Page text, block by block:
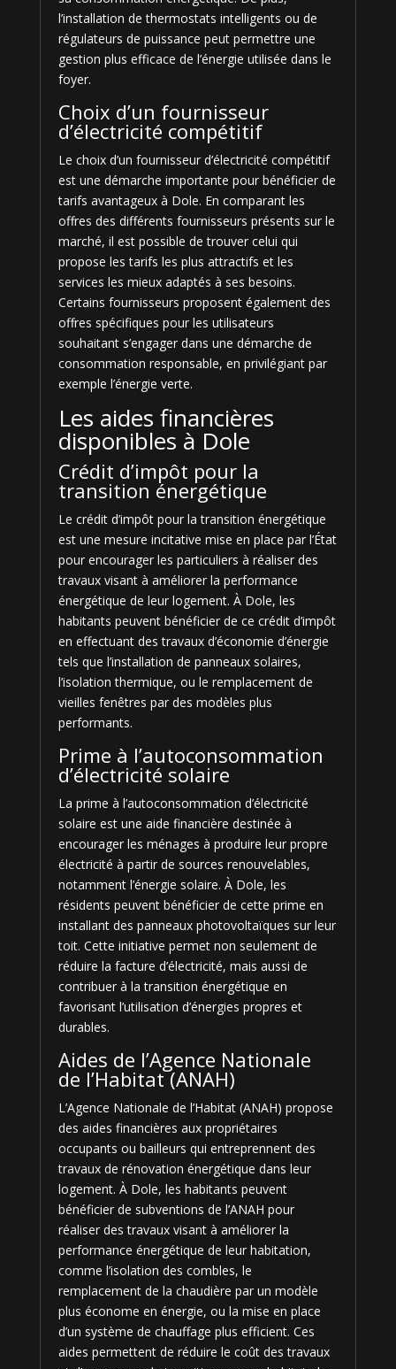
l’installation de thermostats intelligents ou de
régulateurs de puissance peut permettre une
gestion plus efficace de l’énergie utilisée dans le
foyer.
Choix d’un fournisseur
d’électricité compétitif
Le choix d’un fournisseur d’électricité compétitif
est une démarche importante pour bénéficier de
tarifs avantageux à Dole. En comparant les
offres des différents fournisseurs présents sur le
marché, il est possible de trouver celui qui
propose les tarifs les plus attractifs et les
services les mieux adaptés à ses besoins.
Certains fournisseurs proposent également des
offres spécifiques pour les utilisateurs
souhaitant s’engager dans une démarche de
consommation responsable, en privilégiant par
exemple l’énergie verte.
Les aides financières
disponibles à Dole
Crédit d’impôt pour la
transition énergétique
Le crédit d’impôt pour la transition énergétique
est une mesure incitative mise en place par l’État
pour encourager les particuliers à réaliser des
travaux visant à améliorer la performance
énergétique de leur logement. À Dole, les
habitants peuvent bénéficier de ce crédit d’impôt
en effectuant des travaux d’économie d’énergie
tels que l’installation de panneaux solaires,
l’isolation thermique, ou le remplacement de
vieilles fenêtres par des modèles plus
performants.
Prime à l’autoconsommation
d’électricité solaire
La prime à l’autoconsommation d’électricité
solaire est une aide financière destinée à
encourager les ménages à produire leur propre
électricité à partir de sources renouvelables,
notamment l’énergie solaire. À Dole, les
résidents peuvent bénéficier de cette prime en
installant des panneaux photovoltaïques sur leur
toit. Cette initiative permet non seulement de
réduire la facture d’électricité, mais aussi de
contribuer à la transition énergétique en
favorisant l’utilisation d’énergies propres et
durables.
Aides de l’Agence Nationale
de l’Habitat (ANAH)
L’Agence Nationale de l’Habitat (ANAH) propose
des aides financières aux propriétaires
occupants ou bailleurs qui entreprennent des
travaux de rénovation énergétique dans leur
logement. À Dole, les habitants peuvent
bénéficier de subventions de l’ANAH pour
réaliser des travaux visant à améliorer la
performance énergétique de leur habitation,
comme l’isolation des combles, le
remplacement de la chaudière par un modèle
plus économe en énergie, ou la mise en place
d’un système de chauffage plus efficient. Ces
aides permettent de réduire le coût des travaux